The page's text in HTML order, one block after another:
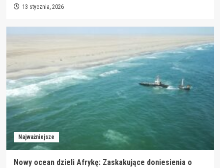
13 stycznia, 2026
Najważniejsze
Nowy ocean dzieli Afrykę: Zaskakujące doniesienia o